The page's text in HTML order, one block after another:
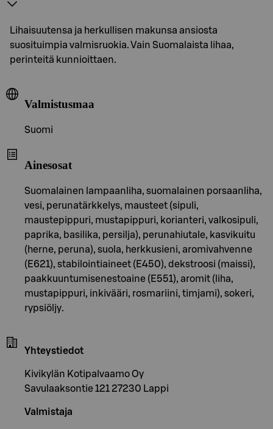
Lihaisuutensa ja herkullisen makunsa ansiosta
suosituimpia valmisruokia. Vain Suomalaista lihaa,
perinteitä kunnioittaen.
Valmistusmaa
Suomi
Ainesosat
Suomalainen lampaanliha, suomalainen porsaanliha,
vesi, perunatärkkelys, mausteet (sipuli,
maustepippuri, mustapippuri, korianteri, valkosipuli,
paprika, basilika, persilja), perunahiutale, kasvikuitu
(herne, peruna), suola, herkkusieni, aromivahvenne
(E621), stabilointiaineet (E450), dekstroosi (maissi),
paakkuuntumisenestoaine (E551), aromit (liha,
mustapippuri, inkivääri, rosmariini, timjami), sokeri,
rypsiöljy.
Yhteystiedot
Kivikylän Kotipalvaamo Oy
Savulaaksontie 121 27230 Lappi
Valmistaja